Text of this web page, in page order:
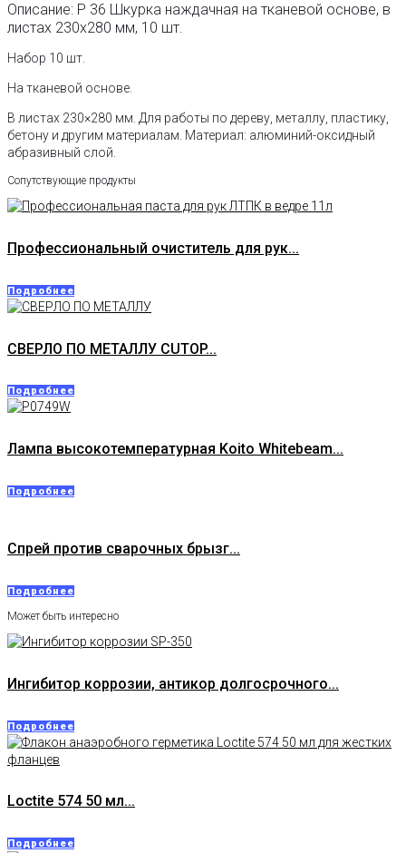
Описание: Р 36 Шкурка наждачная на тканевой основе, в
листах 230х280 мм, 10 шт.
Набор 10 шт.
На тканевой основе.
В листах 230×280 мм. Для работы по дереву, металлу, пластику,
бетону и другим материалам. Материал: алюминий-оксидный
абразивный слой.
Сопутствующие продукты
Профессиональный очиститель для рук...
Подробнее
СВЕРЛО ПО МЕТАЛЛУ CUTOP...
Подробнее
Лампа высокотемпературная Koito Whitebeam...
Подробнее
Спрей против сварочных брызг...
Подробнее
Может быть интересно
Ингибитор коррозии, антикор долгосрочного...
Подробнее
Loctite 574 50 мл...
Подробнее